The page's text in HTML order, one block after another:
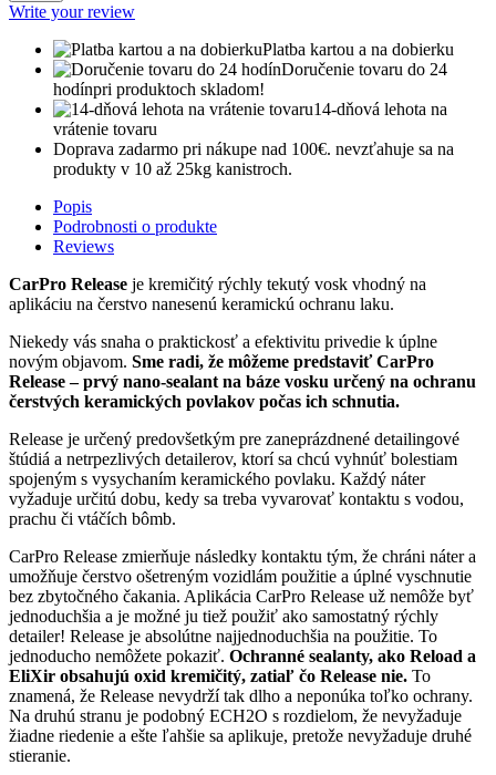
Write your review
Platba kartou a na dobierku
Doručenie tovaru do 24
hodínpri produktoch skladom!
14-dňová lehota na
vrátenie tovaru
Doprava zadarmo pri nákupe nad 100€. nevzťahuje sa na
produkty v 10 až 25kg kanistroch.
Popis
Podrobnosti o produkte
Reviews
CarPro Release je kremičitý rýchly tekutý vosk vhodný na
aplikáciu na čerstvo nanesenú keramickú ochranu laku.
Niekedy vás snaha o praktickosť a efektivitu privedie k úplne
novým objavom. Sme radi, že môžeme predstaviť CarPro
Release – prvý nano-sealant na báze vosku určený na ochranu
čerstvých keramických povlakov počas ich schnutia.
Release je určený predovšetkým pre zaneprázdnené detailingové
štúdiá a netrpezlivých detailerov, ktorí sa chcú vyhnúť bolestiam
spojeným s vysychaním keramického povlaku. Každý náter
vyžaduje určitú dobu, kedy sa treba vyvarovať kontaktu s vodou,
prachu či vtáčích bômb.
CarPro Release zmierňuje následky kontaktu tým, že chráni náter a
umožňuje čerstvo ošetreným vozidlám použitie a úplné vyschnutie
bez zbytočného čakania. Aplikácia CarPro Release už nemôže byť
jednoduchšia a je možné ju tiež použiť ako samostatný rýchly
detailer! Release je absolútne najjednoduchšia na použitie. To
jednoducho nemôžete pokaziť. Ochranné sealanty, ako Reload a
EliXir obsahujú oxid kremičitý, zatiaľ čo Release nie. To
znamená, že Release nevydrží tak dlho a neponúka toľko ochrany.
Na druhú stranu je podobný ECH2O s rozdielom, že nevyžaduje
žiadne riedenie a ešte ľahšie sa aplikuje, pretože nevyžaduje druhé
stieranie.